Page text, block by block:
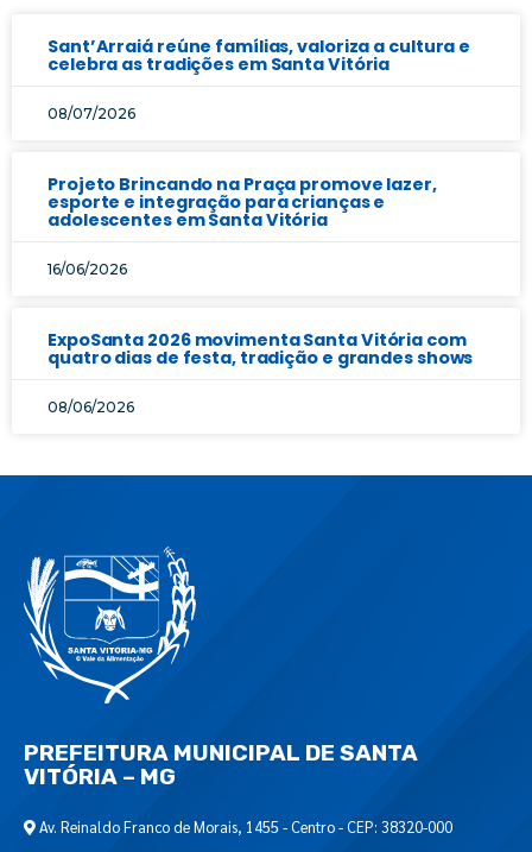
Sant’Arraiá reúne famílias, valoriza a cultura e
celebra as tradições em Santa Vitória
08/07/2026
Projeto Brincando na Praça promove lazer,
esporte e integração para crianças e
adolescentes em Santa Vitória
16/06/2026
ExpoSanta 2026 movimenta Santa Vitória com
quatro dias de festa, tradição e grandes shows
08/06/2026
PREFEITURA MUNICIPAL DE SANTA
VITÓRIA – MG
Av. Reinaldo Franco de Morais, 1455 - Centro - CEP: 38320-000